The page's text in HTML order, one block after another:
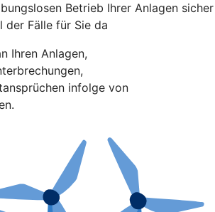
Betrieb Ihrer Anlagen sicher
der Fälle für Sie da
Ihren Anlagen,
infolge von